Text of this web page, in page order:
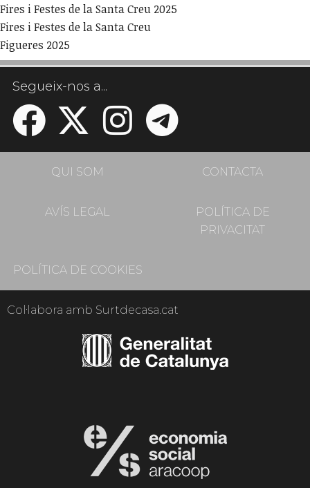
Fires i Festes de la Santa Creu 2025
Fires i Festes de la Santa Creu
Figueres 2025
Segueix-nos a...
QUI SOM CONTACTA
AVÍS LEGAL
POLÍTICA DE
PRIVACITAT
POLÍTICA DE COOKIES
Col·labora amb Surtdecasa.cat